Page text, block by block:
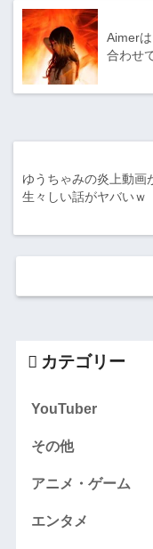
Aimer
合わせ
ゆうちゃみの炎上動画
生々しい話がヤバいｗ
カテゴリー
YouTuber
その他
アニメ・ゲーム
エンタメ